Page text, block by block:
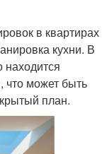
в квартирах
кухни. В
находится
что может быть
план.